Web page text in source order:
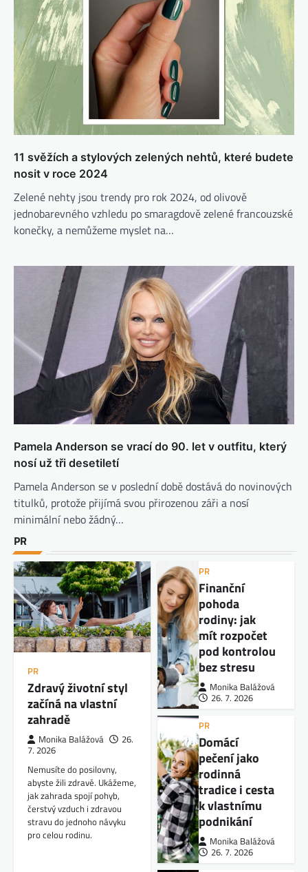
11 svěžích a stylových zelených nehtů, které budete
nosit v roce 2024
Zelené nehty jsou trendy pro rok 2024, od olivově
jednobarevného vzhledu po smaragdově zelené francouzské
konečky, a nemůžeme myslet na…
Pamela Anderson se vrací do 90. let v outfitu, který
nosí už tři desetiletí
Pamela Anderson se v poslední době dostává do novinových
titulků, protože přijímá svou přirozenou záři a nosí
minimální nebo žádný…
PR
PR
Zdravý životní styl
začíná na vlastní
zahradě
Monika Balážová
26.
7. 2026
Nemusíte do posilovny,
abyste žili zdravě. Ukážeme,
jak zahrada spojí pohyb,
čerstvý vzduch i zdravou
stravu do jednoho návyku
pro celou rodinu.
PR
Finanční
pohoda
rodiny: jak
mít rozpočet
pod kontrolou
bez stresu
Monika Balážová
26. 7. 2026
PR
Domácí
pečení jako
rodinná
tradice i cesta
k vlastnímu
podnikání
Monika Balážová
26. 7. 2026